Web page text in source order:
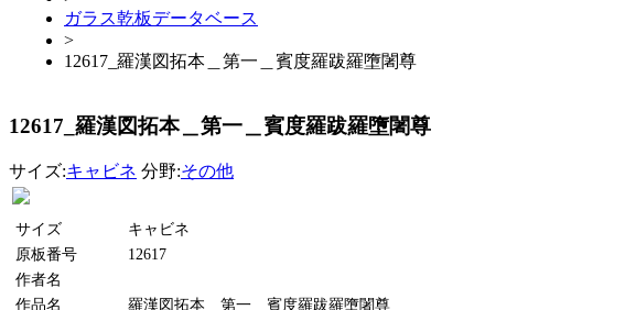
ガラス乾板データベース
>
12617_羅漢図拓本＿第一＿賓度羅跋羅墮闍尊
12617_羅漢図拓本＿第一＿賓度羅跋羅墮闍尊
サイズ:キャビネ 分野:その他
サイズ
キャビネ
原板番号
12617
作者名
作品名
羅漢図拓本＿第一＿賓度羅跋羅墮闍尊